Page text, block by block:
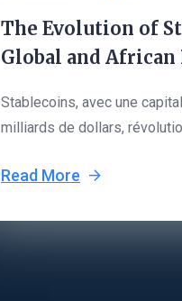
The Evolution of
Global and African
Stablecoins, avec une
milliards de dollars,
Read More